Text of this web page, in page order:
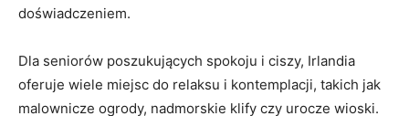
doświadczeniem.
Dla seniorów poszukujących spokoju i ciszy, Irlandia
oferuje wiele miejsc do relaksu i ‍kontemplacji, takich jak
malownicze ogrody, nadmorskie klify czy urocze wioski.